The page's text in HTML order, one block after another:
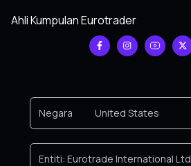
Ahli Kumpulan Eurotrader
Negara United States
Entiti: Eurotrade International Ltd